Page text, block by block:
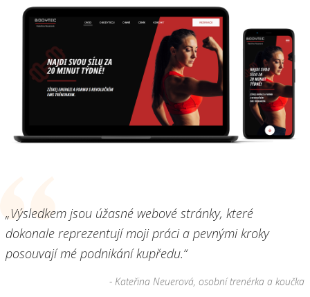
„Výsledkem jsou úžasné webové stránky, které
dokonale reprezentují moji práci a pevnými kroky
posouvají mé podnikání kupředu.“
- Kateřina Neuerová, osobní trenérka a koučka